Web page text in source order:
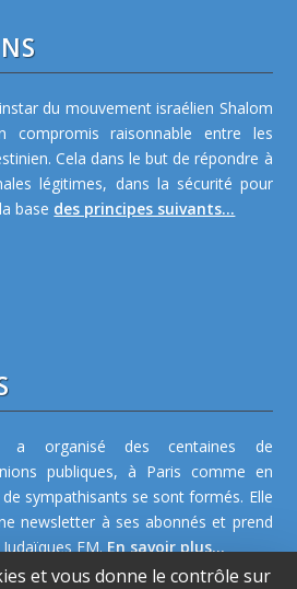
du mouvement israélien Shalom
compromis raisonnable entre les
Cela dans le but de répondre à
légitimes, dans la sécurité pour
base des principes suivants...
a organisé des centaines de
publiques, à Paris comme en
sympathisants se sont formés. Elle
newsletter à ses abonnés et prend
FM.En savoir plus...
et vous donne le contrôle sur